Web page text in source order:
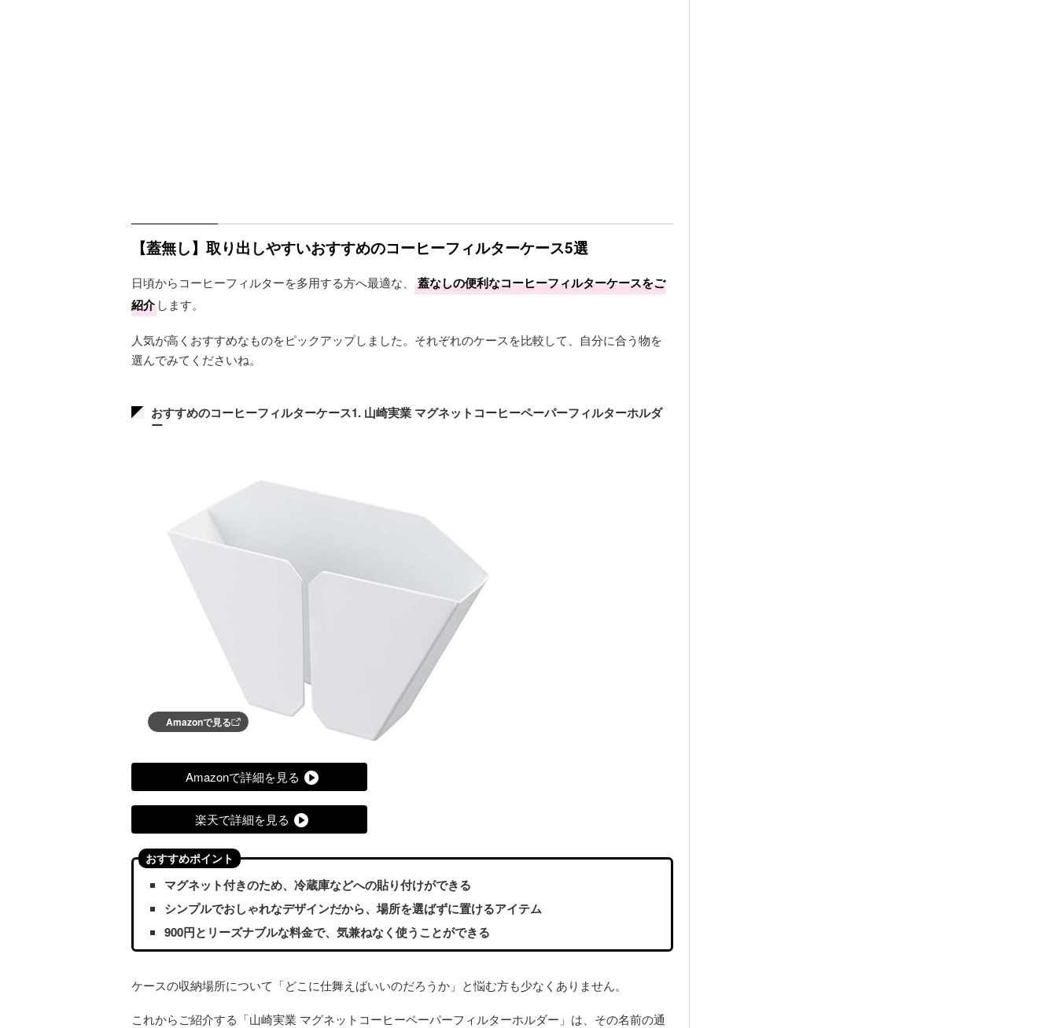
【蓋無し】取り出しやすいおすすめのコーヒーフィルターケース5選
日頃からコーヒーフィルターを多用する方へ最適な、
蓋なしの便利なコーヒーフィルターケースをご
紹介 します。
人気が高くおすすめなものをピックアップしました。それぞれのケースを比較して、自分に合う物を
選んでみてくださいね。
おすすめのコーヒーフィルターケース1. 山崎実業 マグネットコーヒーペーパーフィルターホルダ
ー
Amazonで見る
Amazonで詳細を見る
楽天で詳細を見る
おすすめポイント
マグネット付きのため、冷蔵庫などへの貼り付けができる
シンプルでおしゃれなデザインだから、場所を選ばずに置けるアイテム
900円とリーズナブルな料金で、気兼ねなく使うことができる
ケースの収納場所について「どこに仕舞えばいいのだろうか」と悩む方も少なくありません。
これからご紹介する「山崎実業 マグネットコーヒーペーパーフィルターホルダー」は、その名前の通